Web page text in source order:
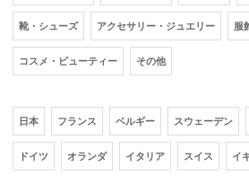
靴・シューズ アクセサリー・ジュエリー 服
コスメ・ビューティー その他
日本 フランス ベルギー スウェーデン
ドイツ オランダ イタリア スイス イ